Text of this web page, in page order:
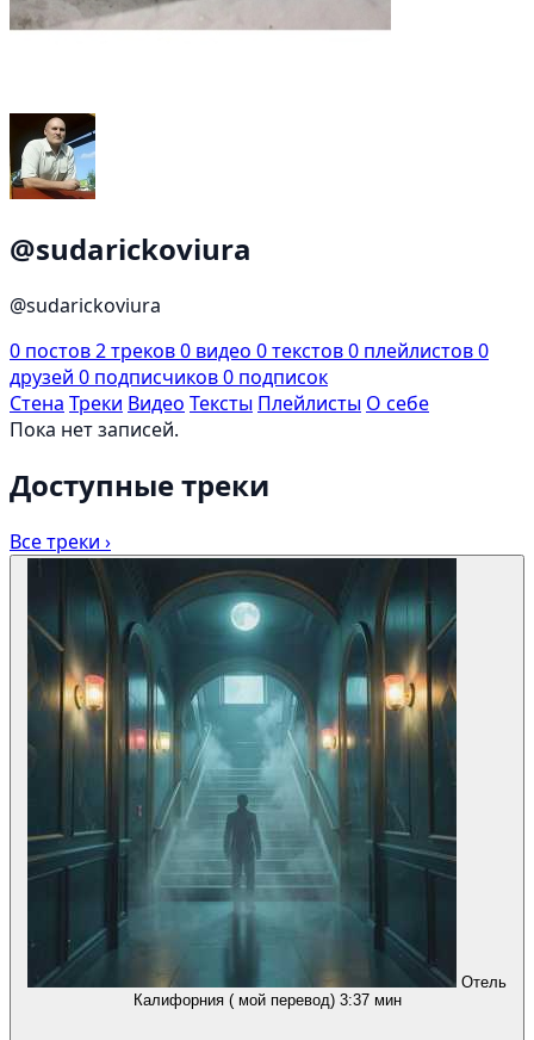
@sudarickoviura
@sudarickoviura
0 постов2треков0 видео 0текстов0 плейлистов0
друзей 0 подписчиков0 подписок
Стена Треки Видео Тексты Плейлисты О себе
Пока нет записей.
Доступные треки
Все треки ›
Отель
Калифорния ( мой перевод) 3:37 мин